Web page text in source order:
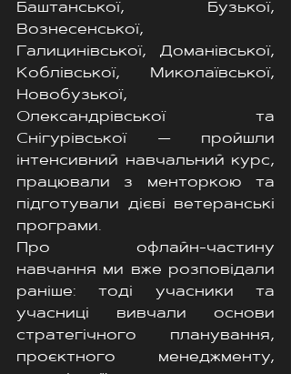
Баштанської, Бузької,
Вознесенської,
Галицинівської, Доманівської,
Коблівської, Миколаївської,
Новобузької,
Олександрівської та
Снігурівської — пройшли
інтенсивний навчальний курс,
працювали з менторкою та
підготували дієві ветеранські
програми.
Про офлайн-частину
навчання ми вже розповідали
раніше: тоді учасники та
учасниці вивчали основи
стратегічного планування,
проєктного менеджменту,